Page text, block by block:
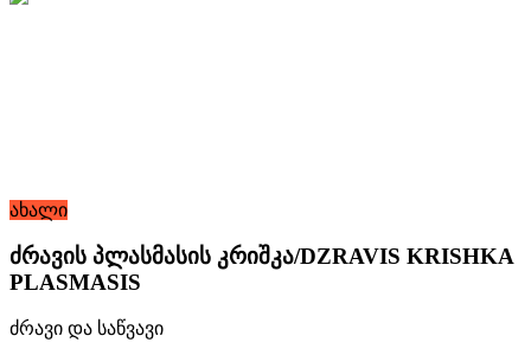
ახალი
ძრავის პლასმასის კრიშკა/DZRAVIS KRISHKA
PLASMASIS
ძრავი და საწვავი